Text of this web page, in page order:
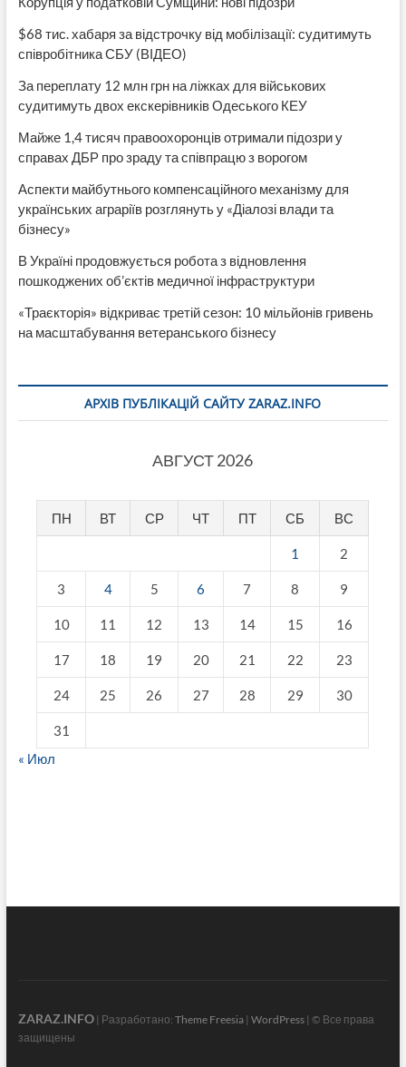
$68 тис. хабаря за відстрочку від мобілізації: судитимуть
співробітника СБУ (ВІДЕО)
За переплату 12 млн грн на ліжках для військових
судитимуть двох екскерівників Одеського КЕУ
Майже 1,4 тисяч правоохоронців отримали підозри у
справах ДБР про зраду та співпрацю з ворогом
Аспекти майбутнього компенсаційного механізму для
українських аграріїв розглянуть у «Діалозі влади та
бізнесу»
В Україні продовжується робота з відновлення
пошкоджених об’єктів медичної інфраструктури
«Траєкторія» відкриває третій сезон: 10 мільйонів гривень
на масштабування ветеранського бізнесу
АРХІВ ПУБЛІКАЦІЙ САЙТУ ZARAZ.INFO
АВГУСТ 2026
ПН ВТ СР ЧТ ПТ СБ ВС
1 2
3 4 5 6 7 8 9
10 11 12 13 14 15 16
17 18 19 20 21 22 23
24 25 26 27 28 29 30
31
« Июл
ZARAZ.INFO| Разработано: Theme Freesia| WordPress| © Все права
защищены